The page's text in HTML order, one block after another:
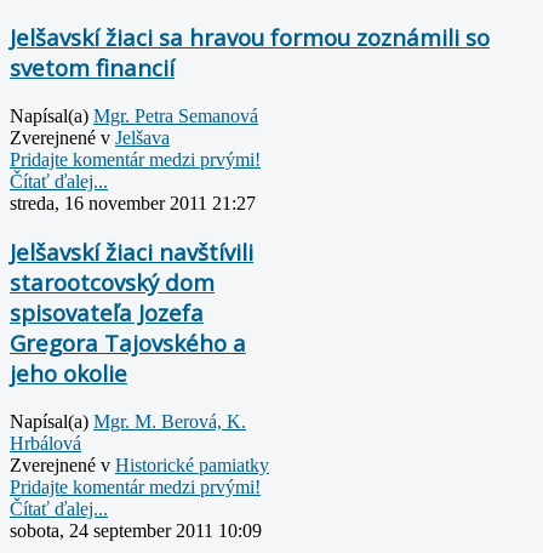
Jelšavskí žiaci sa hravou formou zoznámili so
svetom financií
Napísal(a) Mgr. Petra Semanová
Zverejnené v Jelšava
Pridajte komentár medzi prvými!
Čítať ďalej...
streda, 16 november 2011 21:27
Jelšavskí žiaci navštívili
starootcovský dom
spisovateľa Jozefa
Gregora Tajovského a
jeho okolie
Napísal(a) Mgr. M. Berová, K.
Hrbálová
Zverejnené v Historické pamiatky
Pridajte komentár medzi prvými!
Čítať ďalej...
sobota, 24 september 2011 10:09